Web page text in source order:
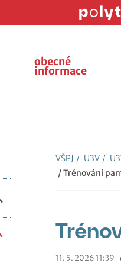
obecné
informace
VŠPJ / U3V /
/ Trénování
11. 5. 2026 11:39